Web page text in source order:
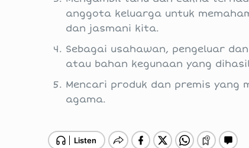
anggota keluarga untuk
dan jasmani kita.
Sebagai usahawan, pengeluar
atau bahan kegunaan yang
Mencari produk dan premis
agama.